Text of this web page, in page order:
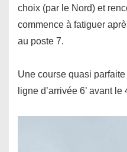
choix (par le Nord) et
commence à fatiguer
au poste 7.
Une course quasi
ligne d’arrivée 6’ avant le